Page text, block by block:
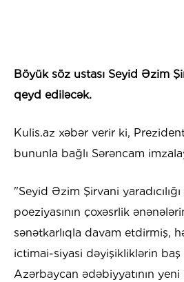
Böyük söz ustası Seyid Əzim
qeyd ediləcək.
Kulis.az xəbər verir ki,
bununla bağlı Sərəncam
"Seyid Əzim Şirvani
poeziyasının çoxəsrlik
sənətkarlıqla davam etdirmiş,
ictimai-siyasi dəyişikliklərin
Azərbaycan ədəbiyyatının